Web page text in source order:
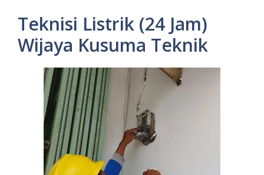
Teknisi Listrik (24 Jam)
Wijaya Kusuma Teknik